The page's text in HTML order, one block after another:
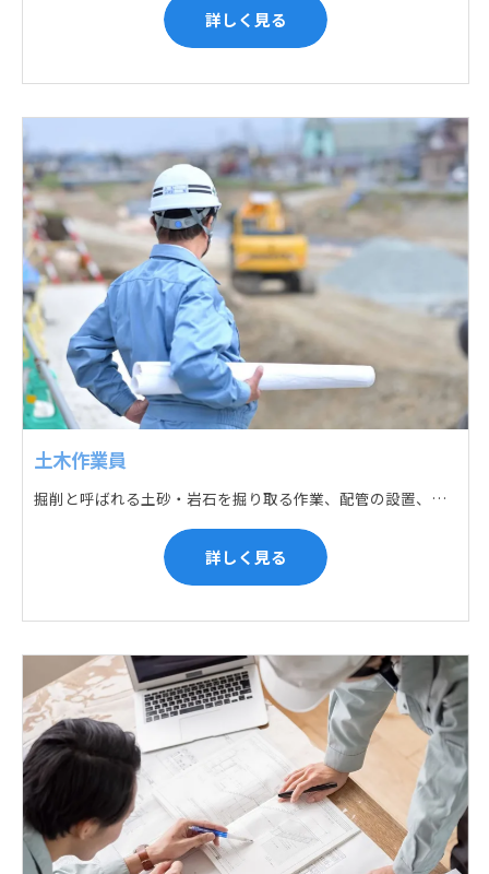
詳しく見る
土木作業員
掘削と呼ばれる土砂・岩石を掘り取る作業、配管の設置、埋戻しの順に手作業と機械作業の併用をして行います。また、作業に使用する管材料の運搬作業も、機械と手作業にて行っています。
詳しく見る